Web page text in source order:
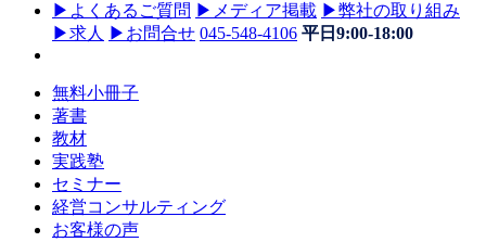
▶ よくあるご質問 ▶ メディア掲載 ▶弊社の取り組み
▶求人 ▶ お問合せ 045-548-4106 平日9:00-18:00
無料小冊子
著書
教材
実践塾
セミナー
経営コンサルティング
お客様の声